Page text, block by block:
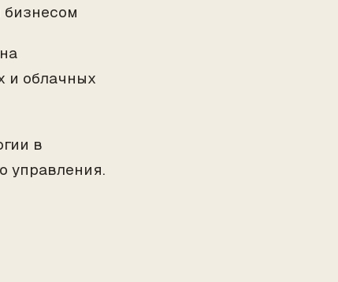
и облачных
в
управления.